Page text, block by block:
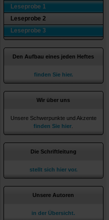
Leseprobe 1
Leseprobe 2
Leseprobe 3
Den Aufbau eines jeden Heftes
finden Sie hier.
Wir über uns
Unsere Schwerpunkte und Akzente
finden Sie hier
Die Schriftleitung
stellt sich hier vor.
Unsere Autoren
in der Übersicht.